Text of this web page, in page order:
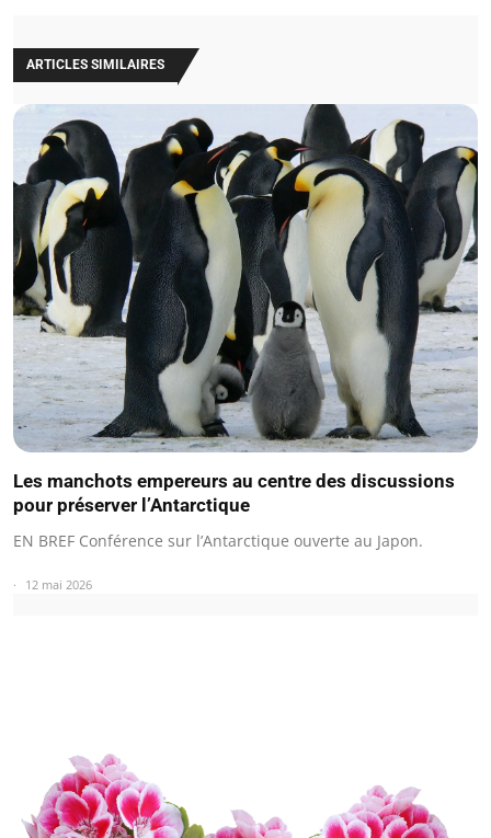
ARTICLES SIMILAIRES
Les manchots empereurs au centre des discussions
pour préserver l’Antarctique
EN BREF Conférence sur l’Antarctique ouverte au Japon.
12 mai 2026